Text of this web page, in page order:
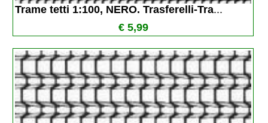
Trame tetti 1:100, NERO. Trasferelli-Tra...
€ 5,99